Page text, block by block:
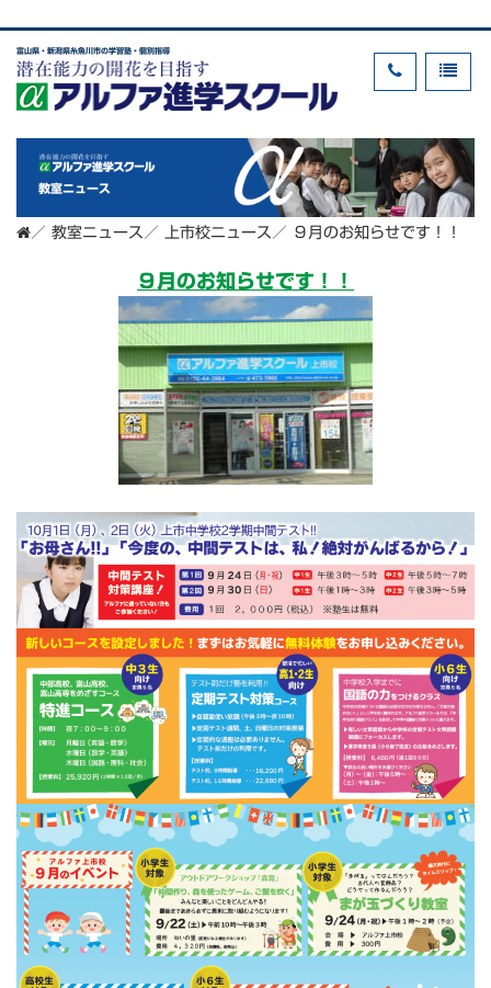
富山県・新潟県糸魚川市の学習塾・個別指導
教室ニュース
／ 教室ニュース ／ 上市校ニュース ／ ９月のお知らせです！！
９月のお知らせです！！